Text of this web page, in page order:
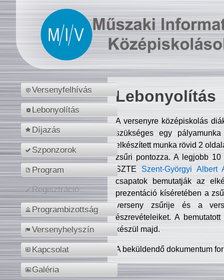
Versenyfelhívás
Lebonyolítás
Díjazás
Szponzorok
Program
Regisztráció
Programbizottság
Versenyhelyszín
Kapcsolat
Galéria
Lebonyolítás
A versenyre középiskolás
szükséges egy
elkészített munka rövid 2
zsűri pontozza. A legjobb
SZTE Szent-Györgyi Albert
csapatok bemutatják az
prezentáció kíséretében a
verseny zsűrije és a
észrevételeiket. A
készül majd.
A beküldendő dokumentum